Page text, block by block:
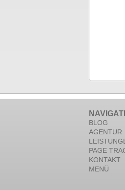
BLOG
AGENTUR
PAGE
KONTAKT
MENÜ